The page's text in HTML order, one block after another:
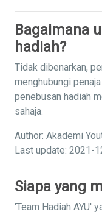
Bagaimana
hadiah?
Tidak dibenarkan,
menghubungi
penebusan hadiah
sahaja.
Author: Akademi
Last update: 2021-
Siapa yang
'Team Hadiah AYU'